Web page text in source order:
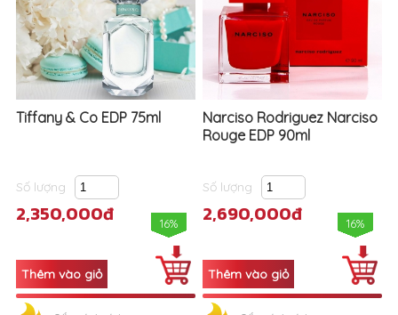
Tiffany & Co EDP 75ml
2,350,000đ
Sắp cháy hàng
Narciso Rodriguez Narciso
Rouge EDP 90ml
2,690,000đ
Sắp cháy hàng